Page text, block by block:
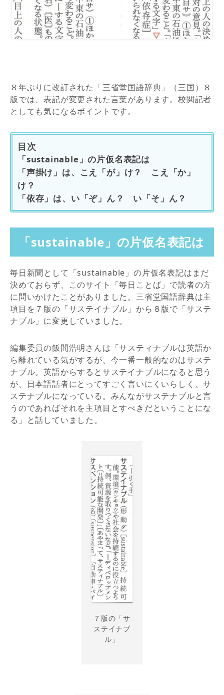
８年ぶりに改訂された「三省堂国語辞典」（三国）８
版では、表記が変更された言葉があります。校閲記者
としても気になるポイントです。
目次
「sustainable」の片仮名表記は
「声掛け」は、こえ「が」け？ こえ「か」
け？
「依存」は、い「ぞ」ん？ い「そ」ん？
「sustainable」の片仮名表記は
毎日新聞として「sustainable」の片仮名表記はまだ
決めておらず、このサイト「毎日ことば」で読者の方
に問いかけたことがありました。三省堂国語辞典は主
項目を７版の「サステイナブル」から８版で「サステ
ナブル」に変更していました。
編集委員の飯間浩明さんは「サスティナブルは英語か
ら離れている気がするが、今一番一般的なのはサステ
ナブル。英語からするとサステイナブルになると思う
が、日本語話者にとってすごく言いにくいらしく、サ
ステナブルになっている。みんながサステナブルと言
うのであればそれを主項目とすべきだということにな
る」と話していました。
７版の「サ
ステイナブ
ル」